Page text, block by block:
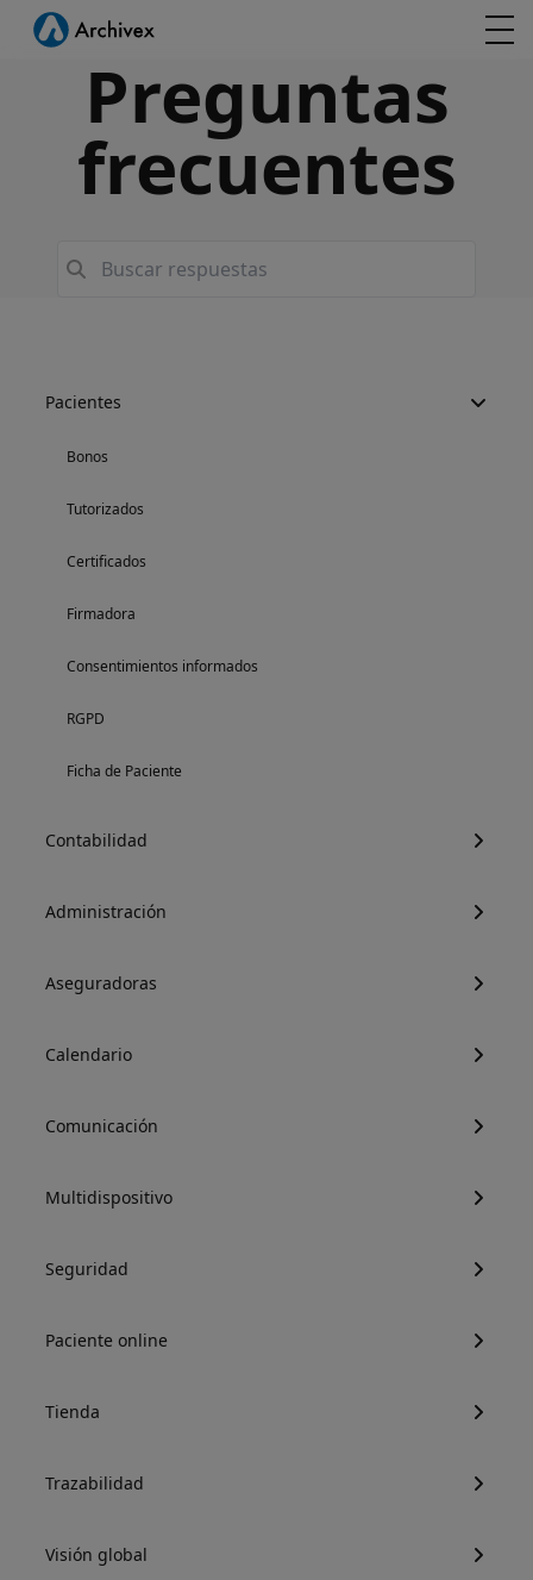
Preguntas
frecuentes
Pacientes
Bonos
Tutorizados
Certificados
Firmadora
Consentimientos informados
RGPD
Ficha de Paciente
Contabilidad
Administración
Aseguradoras
Calendario
Comunicación
Multidispositivo
Seguridad
Paciente online
Tienda
Trazabilidad
Visión global